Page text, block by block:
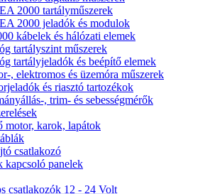
2000 tartályműszerek
2000 jeladók és modulok
kábelek és hálózati elemek
tartályszint műszerek
tartályjeladók és beépítő elemek
, elektromos és üzemóra műszerek
és riasztó tartozékok
, trim- és sebességmérők
motor, karok, lapátok
csatlakozó
kapcsoló panelek
csatlakozók 12 - 24 Volt